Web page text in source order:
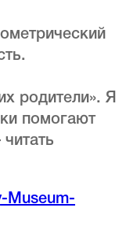
родители». Я
помогают
Museum-